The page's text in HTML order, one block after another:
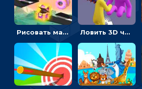
Рисовать машину и выигрывать гонку - для мальчиков Ловить 3D человечком своего цвета и собирать драгоценности - гиперказуалка